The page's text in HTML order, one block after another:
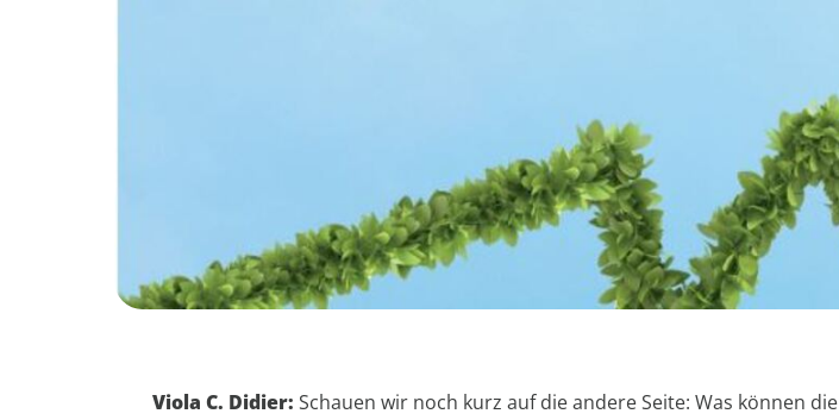
Viola C. Didier: Schauen wir noch kurz auf die andere Seite: Was können die